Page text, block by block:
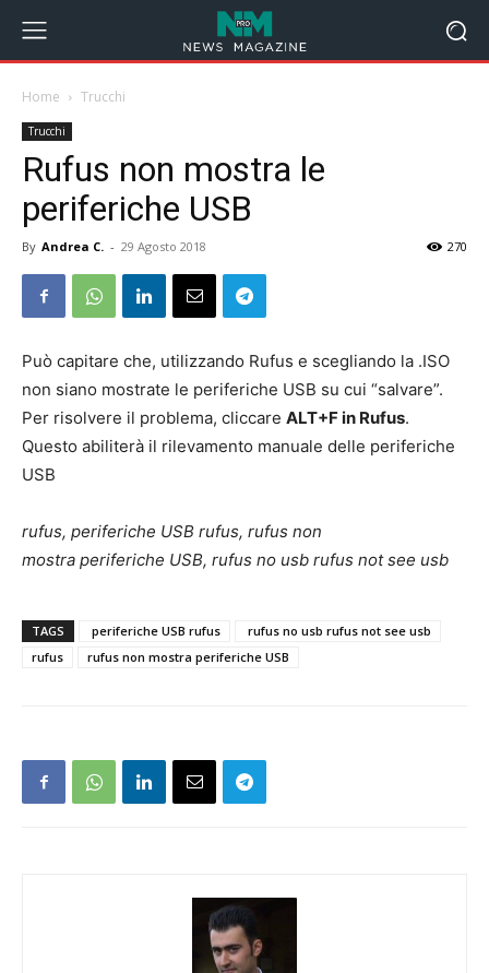
Home Trucchi
Trucchi
Rufus non mostra le
periferiche USB
By Andrea C. - 29 Agosto 2018 270
Può capitare che, utilizzando Rufus e scegliando la .ISO
non siano mostrate le periferiche USB su cui “salvare”.
Per risolvere il problema, cliccare ALT+F in Rufus.
Questo abiliterà il rilevamento manuale delle periferiche
USB
rufus, periferiche USB rufus, rufus non
mostra periferiche USB, rufus no usb rufus not see usb
TAGS periferiche USB rufus
rufus no usb rufus not see usb
rufus
rufus non mostra periferiche USB